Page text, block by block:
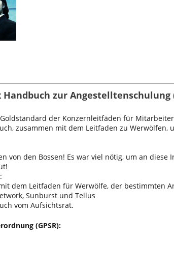
zur Angestelltenschulung
der Konzernleitfäden für
zusammen mit dem Leitfaden zu
von den Bossen! Es war viel nötig, um an
dem Leitfaden für Werwölfe, der bestimmten
Sunburst und Tellus
vom Aufsichtsrat.
(GPSR):